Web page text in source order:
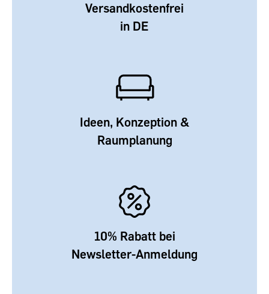
Versandkostenfrei
in DE
Ideen, Konzeption &
Raumplanung
10% Rabatt bei
Newsletter-Anmeldung